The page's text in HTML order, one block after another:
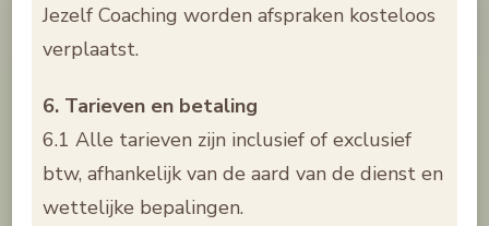
Jezelf Coaching worden afspraken kosteloos
verplaatst.
6. Tarieven en betaling
6.1 Alle tarieven zijn inclusief of exclusief
btw, afhankelijk van de aard van de dienst en
wettelijke bepalingen.